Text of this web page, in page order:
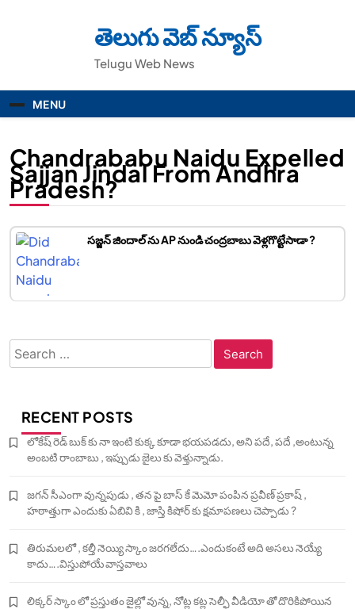
తెలుగు వెబ్ న్యూస్
Telugu Web News
MENU
Chandrababu Naidu Expelled
Sajjan Jindal From Andhra
Pradesh?
సజ్జన్ జిందాల్ ను AP నుండి చంద్రబాబు వెళ్లగొట్టేసాడా ?
Search
for:
RECENT POSTS
లోకేష్ రెడ్ బుక్ కు నా ఇంటి కుక్క కూడా భయపడదు, అని పదే, పదే ,అంటున్న
అంబటి రాంబాబు , ఇప్పుడు జైలు కు వెళ్తున్నాడు.
జగన్ సీఎంగా వున్నపుడు , తన పై బాస్ కే మెమో పంపిన ప్రవీణ్ ప్రకాష్ ,
హఠాత్తుగా ఎందుకు ఏబివి కి , జాస్తి కిషోర్ కు క్షమాపణలు చెప్పాడు ?
తిరుమలలో , కల్తీ నెయ్యి స్కాం జరగలేదు….ఎందుకంటే అది అసలు నెయ్యే
కాదు….విస్తుపోయే వాస్తవాలు
లిక్కర్ స్కాం లో ప్రస్తుతం జైల్లో వున్న, నోట్ల కట్ల సెల్ఫీ వీడియో తో దొరికిపోయిన